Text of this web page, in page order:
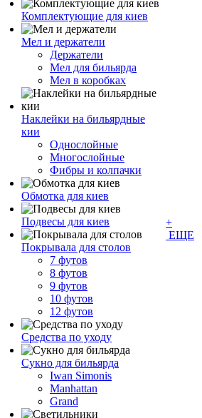
Комплектующие для киев
Мел и держатели
Держатели
Мел для бильярда
Мел в коробках
Наклейки на бильярдные
кии
Однослойные
Многослойные
Фибры и колпачки
Обмотка для киев
Подвесы для киев
Покрывала для столов
7 футов
8 футов
9 футов
10 футов
12 футов
Средства по уходу
Сукно для бильярда
Iwan Simonis
Manhattan
Grand
+
ЕЩЕ